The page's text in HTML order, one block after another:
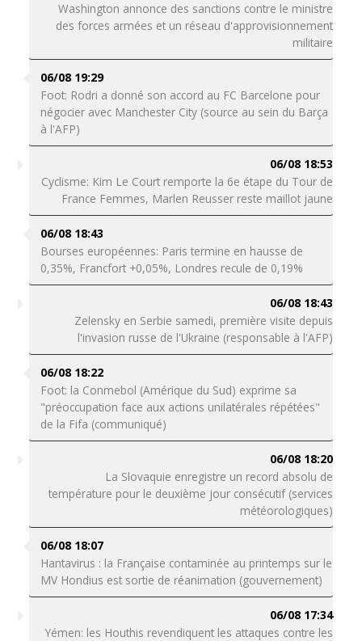
Washington annonce des sanctions contre le ministre
des forces armées et un réseau d'approvisionnement
militaire
06/08 19:29
Foot: Rodri a donné son accord au FC Barcelone pour
négocier avec Manchester City (source au sein du Barça
à l'AFP)
06/08 18:53
Cyclisme: Kim Le Court remporte la 6e étape du Tour de
France Femmes, Marlen Reusser reste maillot jaune
06/08 18:43
Bourses européennes: Paris termine en hausse de
0,35%, Francfort +0,05%, Londres recule de 0,19%
06/08 18:43
Zelensky en Serbie samedi, première visite depuis
l'invasion russe de l'Ukraine (responsable à l'AFP)
06/08 18:22
Foot: la Conmebol (Amérique du Sud) exprime sa
"préoccupation face aux actions unilatérales répétées"
de la Fifa (communiqué)
06/08 18:20
La Slovaquie enregistre un record absolu de
température pour le deuxième jour consécutif (services
météorologiques)
06/08 18:07
Hantavirus : la Française contaminée au printemps sur le
MV Hondius est sortie de réanimation (gouvernement)
06/08 17:34
Yémen: les Houthis revendiquent les attaques contre les